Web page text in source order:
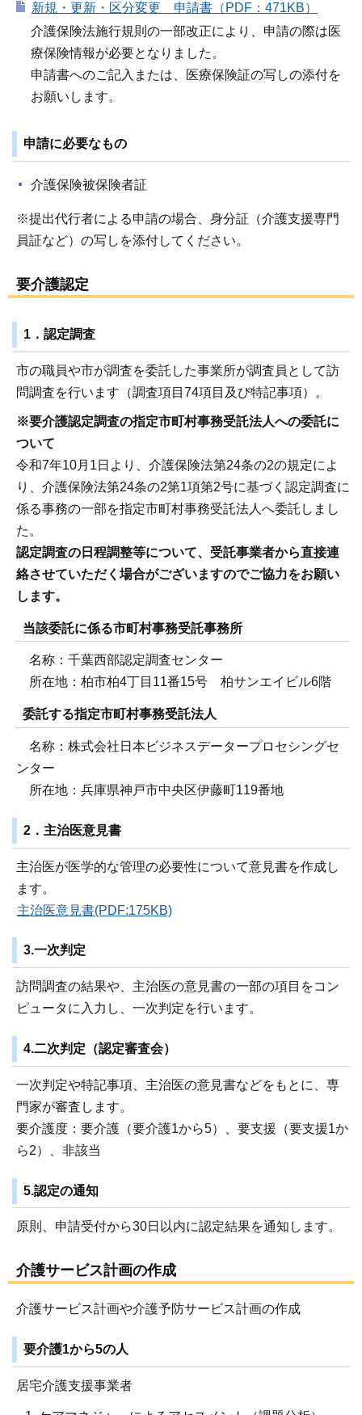
新規・更新・区分変更 申請書（PDF：471KB）
介護保険法施行規則の一部改正により、申請の際は医
療保険情報が必要となりました。
申請書へのご記入または、医療保険証の写しの添付を
お願いします。
申請に必要なもの
介護保険被保険者証
※提出代行者による申請の場合、身分証（介護支援専門
員証など）の写しを添付してください。
要介護認定
1．認定調査
市の職員や市が調査を委託した事業所が調査員として訪
問調査を行います（調査項目74項目及び特記事項）。
※要介護認定調査の指定市町村事務受託法人への委託に
ついて
令和7年10月1日より、介護保険法第24条の2の規定によ
り、介護保険法第24条の2第1項第2号に基づく認定調査に
係る事務の一部を指定市町村事務受託法人へ委託しまし
た。
認定調査の日程調整等について、受託事業者から直接連
絡させていただく場合がございますのでご協力をお願い
します。
当該委託に係る市町村事務受託事務所
名称：千葉西部認定調査センター
所在地：柏市柏4丁目11番15号 柏サンエイビル6階
委託する指定市町村事務受託法人
名称：株式会社日本ビジネスデータープロセシングセ
ンター
所在地：兵庫県神戸市中央区伊藤町119番地
2．主治医意見書
主治医が医学的な管理の必要性について意見書を作成し
ます。
主治医意見書(PDF:175KB)
3.一次判定
訪問調査の結果や、主治医の意見書の一部の項目をコン
ピュータに入力し、一次判定を行います。
4.二次判定（認定審査会）
一次判定や特記事項、主治医の意見書などをもとに、専
門家が審査します。
要介護度：要介護（要介護1から5）、要支援（要支援1か
ら2）、非該当
5.認定の通知
原則、申請受付から30日以内に認定結果を通知します。
介護サービス計画の作成
介護サービス計画や介護予防サービス計画の作成
要介護1から5の人
居宅介護支援事業者